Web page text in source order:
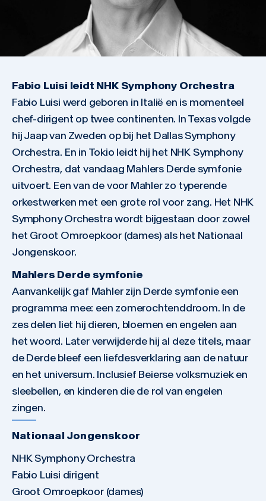
Fabio Luisi leidt NHK Symphony Orchestra
Fabio Luisi werd geboren in Italië en is momenteel
chef-dirigent op twee continenten. In Texas volgde
hij Jaap van Zweden op bij het Dallas Symphony
Orchestra. En in Tokio leidt hij het NHK Symphony
Orchestra, dat vandaag Mahlers Derde symfonie
uitvoert. Een van de voor Mahler zo typerende
orkestwerken met een grote rol voor zang. Het NHK
Symphony Orchestra wordt bijgestaan door zowel
het Groot Omroepkoor (dames) als het Nationaal
Jongenskoor.
Mahlers Derde symfonie
Aanvankelijk gaf Mahler zijn Derde symfonie een
programma mee: een zomerochtenddroom. In de
zes delen liet hij dieren, bloemen en engelen aan
het woord. Later verwijderde hij al deze titels, maar
de Derde bleef een liefdesverklaring aan de natuur
en het universum. Inclusief Beierse volksmuziek en
sleebellen, en kinderen die de rol van engelen
zingen.
Nationaal Jongenskoor
NHK Symphony Orchestra
Fabio Luisi dirigent
Groot Omroepkoor (dames)